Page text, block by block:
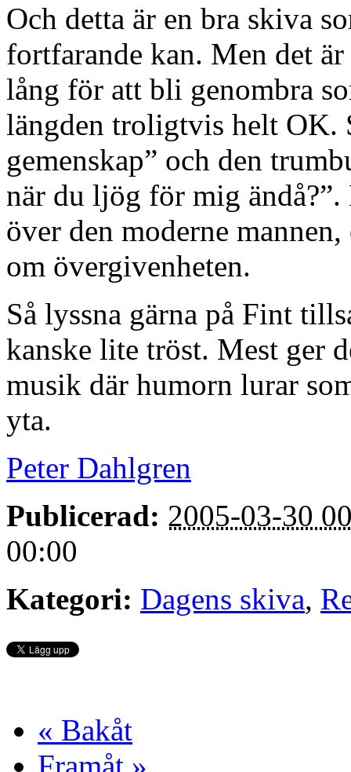
Och detta är en bra skiva
fortfarande kan. Men det
lång för att bli genombra
längden troligtvis helt OK.
gemenskap” och den
när du ljög för mig ändå?”.
över den moderne
om övergivenheten.
Så lyssna gärna på Fint
kanske lite tröst. Mest ger
musik där humorn lurar
yta.
Peter Dahlgren
Publicerad: 2005-03-30
00:00
Kategori: Dagens skiva,
« Bakåt